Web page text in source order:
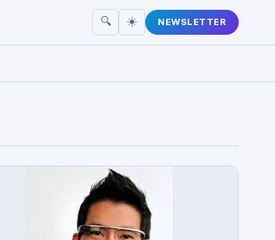
🔍 ☀️ NEWSLETTER